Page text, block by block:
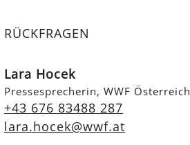
RÜCKFRAGEN
Lara Hocek
Pressesprecherin, WWF Österreich
+43 676 83488 287
lara.hocek@wwf.at